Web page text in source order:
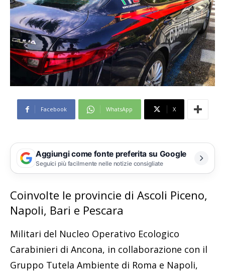
Facebook WhatsApp X
Aggiungi come fonte preferita su Google
Seguici più facilmente nelle notizie consigliate
Coinvolte le provincie di Ascoli Piceno,
Napoli, Bari e Pescara
Militari del Nucleo Operativo Ecologico
Carabinieri di Ancona, in collaborazione con il
Gruppo Tutela Ambiente di Roma e Napoli,